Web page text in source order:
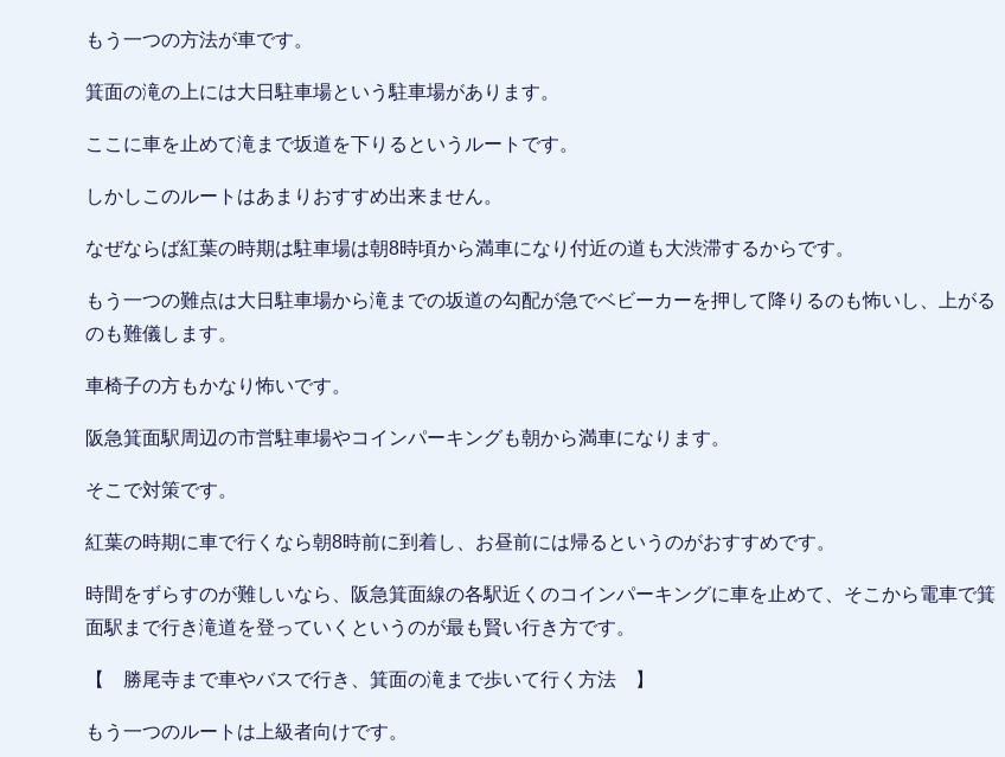
もう一つの方法が車です。
箕面の滝の上には大日駐車場という駐車場があります。
ここに車を止めて滝まで坂道を下りるというルートです。
しかしこのルートはあまりおすすめ出来ません。
なぜならば紅葉の時期は駐車場は朝8時頃から満車になり付近の道も大渋滞するからです。
もう一つの難点は大日駐車場から滝までの坂道の勾配が急でベビーカーを押して降りるのも怖いし、上がる
のも難儀します。
車椅子の方もかなり怖いです。
阪急箕面駅周辺の市営駐車場やコインパーキングも朝から満車になります。
そこで対策です。
紅葉の時期に車で行くなら朝8時前に到着し、お昼前には帰るというのがおすすめです。
時間をずらすのが難しいなら、阪急箕面線の各駅近くのコインパーキングに車を止めて、そこから電車で箕
面駅まで行き滝道を登っていくというのが最も賢い行き方です。
【 勝尾寺まで車やバスで行き、箕面の滝まで歩いて行く方法 】
もう一つのルートは上級者向けです。